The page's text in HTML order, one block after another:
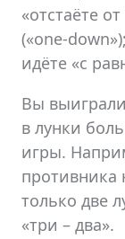
«отстаёте
(«one-
идёте «с
Вы
в лунки
игры.
противника
только две
«три – два».